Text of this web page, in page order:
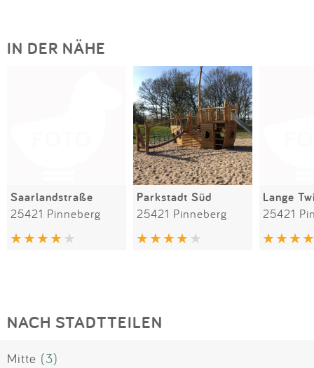
IN DER NÄHE
Saarlandstraße
25421 Pinneberg
Parkstadt Süd
25421 Pinneberg
Lange
25421
NACH STADTTEILEN
Mitte (3)